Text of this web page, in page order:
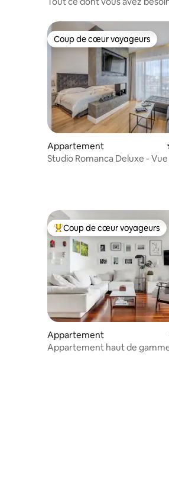
Coup de cœur voyageurs
Coup de cœur voyageurs
Appartement
Studio Romanca Deluxe - Vue
Coups de cœur voyageurs
Coup de cœur voyageurs
Appartement
Appartement haut de